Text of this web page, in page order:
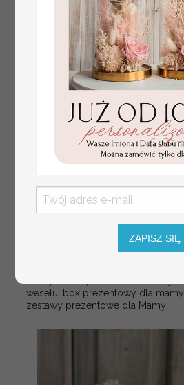
weselu, box prezentowy dla mamy,
zestawy prezentowe dla Mamy
ZAPISZ SIĘ